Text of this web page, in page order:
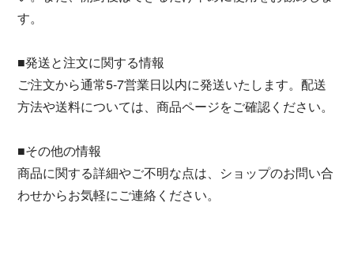
す。
■発送と注文に関する情報
ご注文から通常5-7営業日以内に発送いたします。配送
方法や送料については、商品ページをご確認ください。
■その他の情報
商品に関する詳細やご不明な点は、ショップのお問い合
わせからお気軽にご連絡ください。